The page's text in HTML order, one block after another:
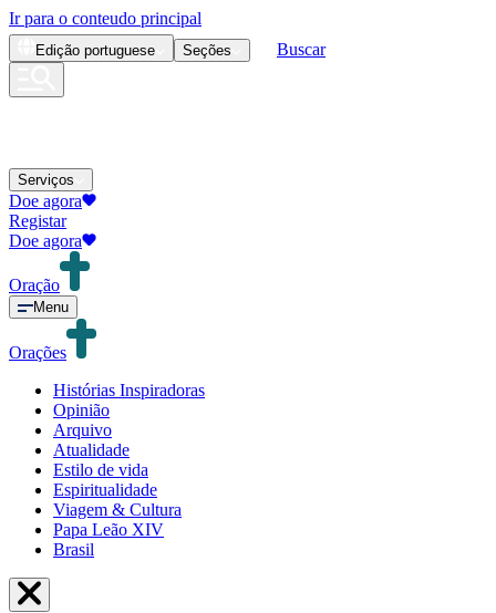
Ir para o conteudo principal
Edição portuguese Seções Buscar
Serviços
Doe agora
Registar
Doe agora
Oração
Menu
Orações
Histórias Inspiradoras
Opinião
Arquivo
Atualidade
Estilo de vida
Espiritualidade
Viagem & Cultura
Papa Leão XIV
Brasil